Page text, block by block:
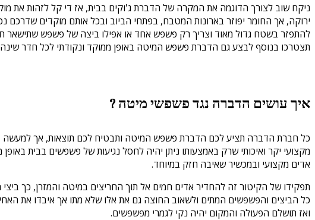
ניקח שוב לצורך הדוגמה את המקרה של הדברת ג'וקים בבית, אז די קל לזהות את
ירוקה, אך החומר יפוזר בארונות המטבח, בפתחי הביוב ובכל אותם מוקדים
להתפזר בשטח גדול מאוד וצריך רק פשפש אחד או אפילו ביצה של פשפש שתישאר
תצטרכו בנוסף לבצע גם הדברת פשפש המיטה באופן ממוקד ונקודתי לכל חדר שינה
איך עושים הדברה נגד פשפשי מיטה ?
כל חברת הדברה תציע לכם הדברת פשפש המיטה ותבטיח לכם תוצאות, אך למעשה
מקצועי יקר ואיכותי שרק באמצעותו ניתן יהיה לחסל נגיעות של פשפשים בבית
אדים מקצועי ובמכשיר שאיבה חזק במיוחד.
תפקידו של הקיטור זה להחדיר אדים חמים אל תוך החריצים במיטה והמזרן, כך
כל הביצים והפשפשים המתים ולשאוב החוצה גם את אלו שלא מתו אך איבדו את
ואז תושלם הפעולה והמקום יהיה נקי לגמרי מפשפשים.